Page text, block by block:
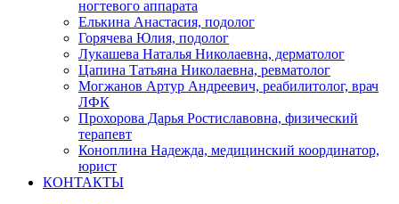
ногтевого аппарата
Елькина Анастасия, подолог
Горячева Юлия, подолог
Лукашева Наталья Николаевна, дерматолог
Цапина Татьяна Николаевна, ревматолог
Могжанов Артур Андреевич, реабилитолог, врач
ЛФК
Прохорова Дарья Ростиславовна, физический
терапевт
Коноплина Надежда, медицинский координатор,
юрист
КОНТАКТЫ